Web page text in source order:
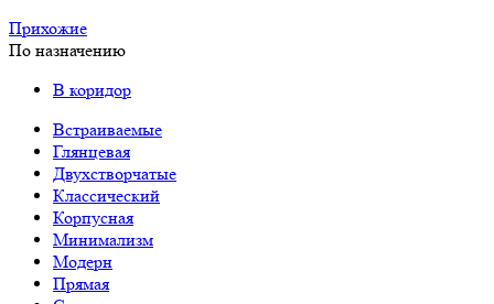
Прихожие
По назначению
В коридор
Встраиваемые
Глянцевая
Двухстворчатые
Классический
Корпусная
Минимализм
Модерн
Прямая